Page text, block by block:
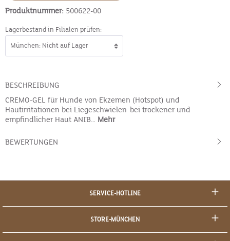
Produktnummer: 500622-00
Lagerbestand in Filialen prüfen:
BESCHREIBUNG
CREMO-GEL für Hunde von Ekzemen (Hotspot) und
Hautirritationen bei Liegeschwielen bei trockener und
empfindlicher Haut ANIB… Mehr
BEWERTUNGEN
SERVICE-HOTLINE
STORE-MÜNCHEN